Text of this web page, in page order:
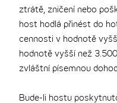
ztrátě, zničení nebo
host hodlá přinést do
cennosti v hodnotě
hodnotě vyšší než
zvláštní písemnou
Bude-li hostu